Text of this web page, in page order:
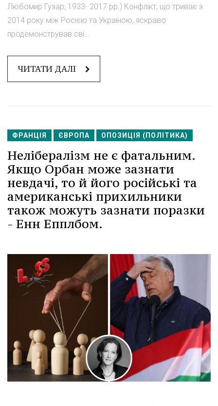
Любомир Гузар, 1933- 2017 рр.) Конфлікт, що триває з
2014 року між Росією та Україною, яскраво
продемонстрував сві...
ЧИТАТИ ДАЛІ
ФРАНЦІЯ ЄВРОПА ОПОЗИЦІЯ (ПОЛІТИКА)
Нелібералізм не є фатальним.
Якщо Орбан може зазнати
невдачі, то й його російські та
американські прихильники
також можуть зазнати поразки
- Енн Епплбом.